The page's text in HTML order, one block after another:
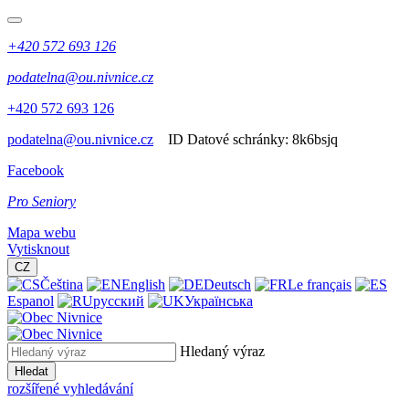
+420 572 693 126
podatelna@ou.nivnice.cz
+420 572 693 126
podatelna@ou.nivnice.cz
ID Datové schránky: 8k6bsjq
Facebook
Pro Seniory
Mapa webu
Vytisknout
CZ
Čeština English Deutsch
Le français
Espanol
русский Українська
Hledaný výraz
Hledat
rozšířené vyhledávání